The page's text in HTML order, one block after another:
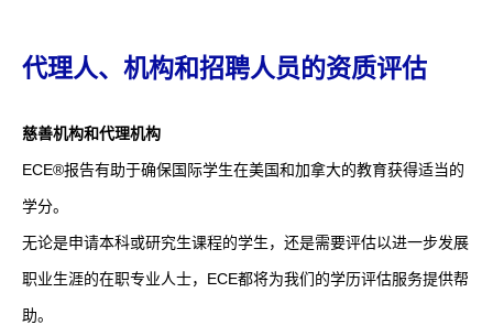
代理人、机构和招聘人员的资质评估
慈善机构和代理机构
ECE®报告有助于确保国际学生在美国和加拿大的教育获得适当的
学分。
无论是申请本科或研究生课程的学生，还是需要评估以进一步发展
职业生涯的在职专业人士， ECE都将为我们的学历评估服务提供帮
助。